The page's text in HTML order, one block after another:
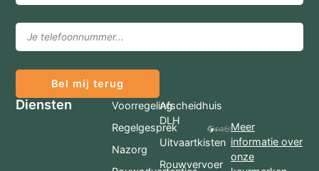
Bel mij terug
Diensten
Voorregeling
Regelgesprek
Nazorg
Afscheidhuis
DLH
Uitvaartkisten
Rouwvervoer
Meer
informatie over
onze